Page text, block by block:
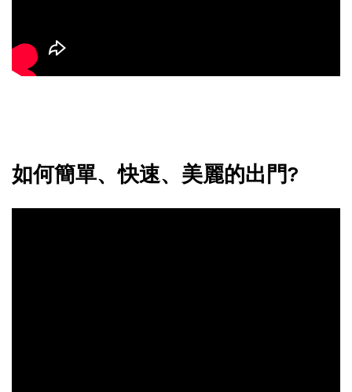
如何簡單、快速、美麗的出門?